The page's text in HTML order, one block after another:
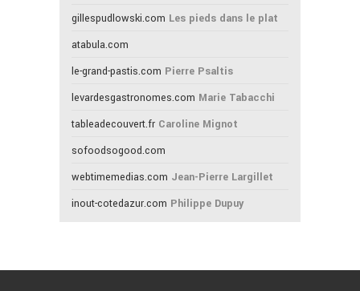
gillespudlowski.com Les pieds dans le plat
atabula.com
le-grand-pastis.com Pierre Psaltis
levardesgastronomes.com Marie Tabacchi
tableadecouvert.fr Caroline Mignot
sofoodsogood.com
webtimemedias.com Jean-Pierre Largillet
inout-cotedazur.com Philippe Dupuy